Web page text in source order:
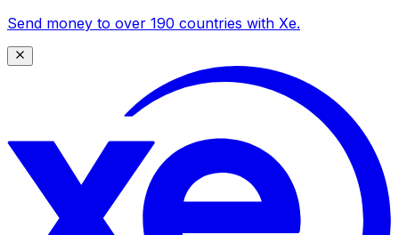
Send money to over 190 countries with Xe.